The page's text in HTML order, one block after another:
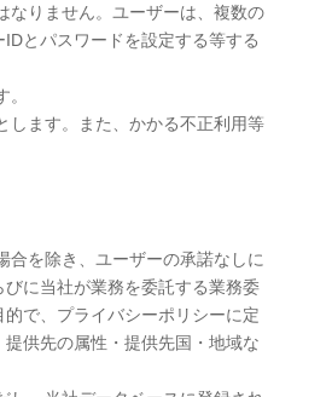
なりません。ユーザーは、複数の
とパスワードを設定する等する
します。また、かかる不正利用等
合を除き、ユーザーの承諾なしに
に当社が業務を委託する業務委
で、プライバシーポリシーに定
供先の属性・提供先国・地域な